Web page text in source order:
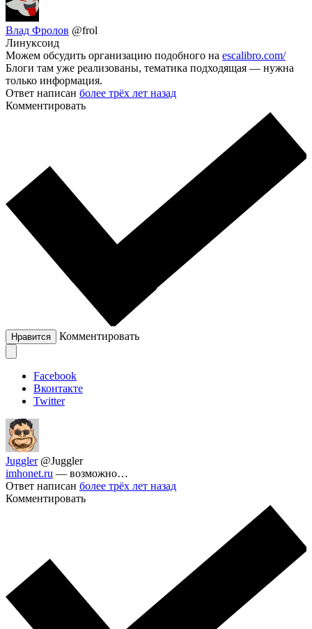
Влад Фролов @frol
Линуксоид
Можем обсудить организацию подобного на escalibro.com/
Блоги там уже реализованы, тематика подходящая — нужна
только информация.
Ответ написан более трёх лет назад
Комментировать
Нравится Комментировать
Facebook
Вконтакте
Twitter
Juggler @Juggler
imhonet.ru — возможно…
Ответ написан более трёх лет назад
Комментировать